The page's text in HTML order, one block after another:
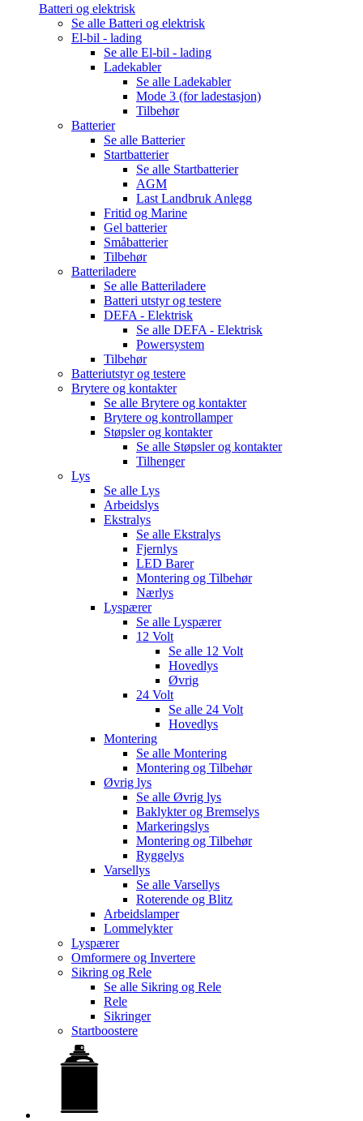
Batteri og elektrisk
Se alle Batteri og elektrisk
El-bil - lading
Se alle El-bil - lading
Ladekabler
Se alle Ladekabler
Mode 3 (for ladestasjon)
Tilbehør
Batterier
Se alle Batterier
Startbatterier
Se alle Startbatterier
AGM
Last Landbruk Anlegg
Fritid og Marine
Gel batterier
Småbatterier
Tilbehør
Batteriladere
Se alle Batteriladere
Batteri utstyr og testere
DEFA - Elektrisk
Se alle DEFA - Elektrisk
Powersystem
Tilbehør
Batteriutstyr og testere
Brytere og kontakter
Se alle Brytere og kontakter
Brytere og kontrollamper
Støpsler og kontakter
Se alle Støpsler og kontakter
Tilhenger
Lys
Se alle Lys
Arbeidslys
Ekstralys
Se alle Ekstralys
Fjernlys
LED Barer
Montering og Tilbehør
Nærlys
Lyspærer
Se alle Lyspærer
12 Volt
Se alle 12 Volt
Hovedlys
Øvrig
24 Volt
Se alle 24 Volt
Hovedlys
Montering
Se alle Montering
Montering og Tilbehør
Øvrig lys
Se alle Øvrig lys
Baklykter og Bremselys
Markeringslys
Montering og Tilbehør
Ryggelys
Varsellys
Se alle Varsellys
Roterende og Blitz
Arbeidslamper
Lommelykter
Lyspærer
Omformere og Invertere
Sikring og Rele
Se alle Sikring og Rele
Rele
Sikringer
Startboostere